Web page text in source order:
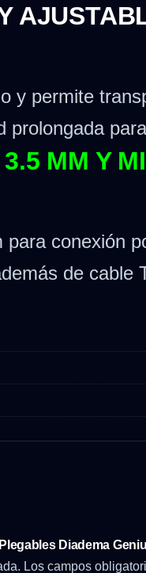
y permite
prolongada
MM Y
conexión
de
Diadema
Los campos